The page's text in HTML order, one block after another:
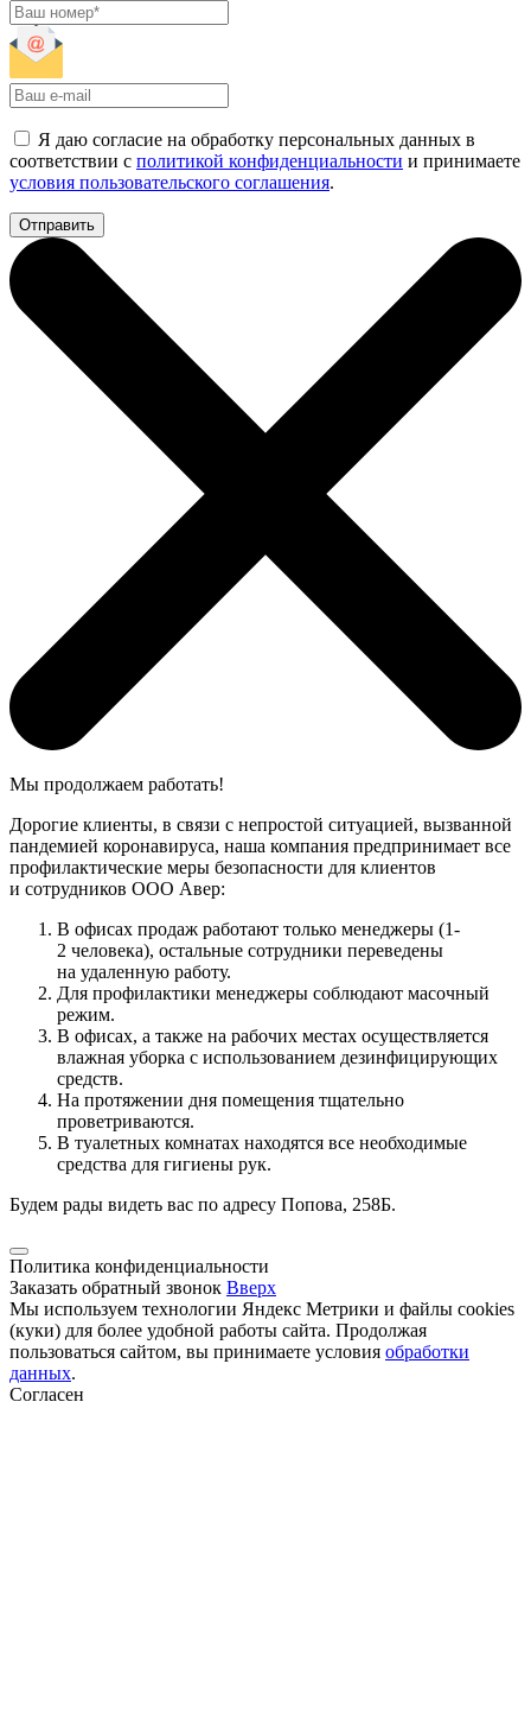
Я даю согласие на обработку персональных данных в
соответствии с политикой конфиденциальности и принимаете
условия пользовательского соглашения.
Мы продолжаем работать!
Дорогие клиенты, в связи с непростой ситуацией, вызванной
пандемией коронавируса, наша компания предпринимает все
профилактические меры безопасности для клиентов
и сотрудников ООО Авер:
В офисах продаж работают только менеджеры (1-
2 человека), остальные сотрудники переведены
на удаленную работу.
Для профилактики менеджеры соблюдают масочный
режим.
В офисах, а также на рабочих местах осуществляется
влажная уборка с использованием дезинфицирующих
средств.
На протяжении дня помещения тщательно
проветриваются.
В туалетных комнатах находятся все необходимые
средства для гигиены рук.
Будем рады видеть вас по адресу Попова, 258Б.
Политика конфиденциальности
Заказать обратный звонок Вверх
Мы используем технологии Яндекс Метрики и файлы cookies
(куки) для более удобной работы сайта. Продолжая
пользоваться сайтом, вы принимаете условия обработки
данных.
Согласен